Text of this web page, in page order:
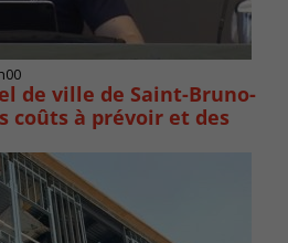
de ville de Saint-Bruno-
coûts à prévoir et des